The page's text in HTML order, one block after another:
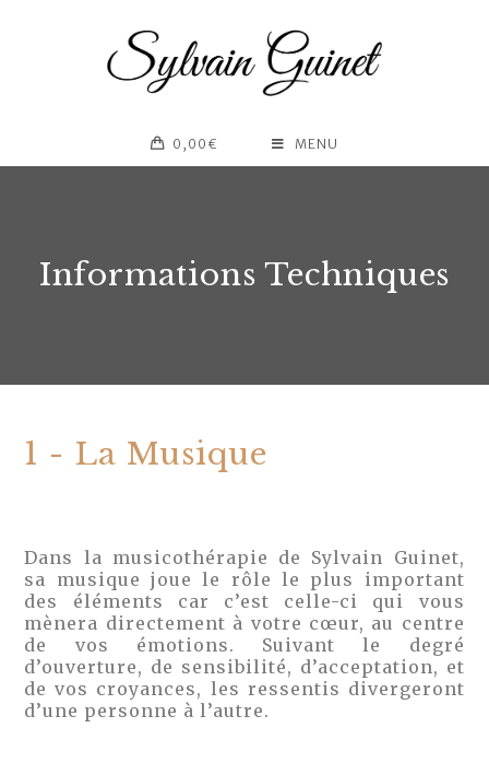
0,00 € MENU
Informations Techniques
1 - La Musique
Dans la musicothérapie de Sylvain Guinet,
sa musique joue le rôle le plus important
des éléments car c’est celle-ci qui vous
mènera directement à votre cœur, au centre
de vos émotions. Suivant le degré
d’ouverture, de sensibilité, d’acceptation, et
de vos croyances, les ressentis divergeront
d’une personne à l’autre.